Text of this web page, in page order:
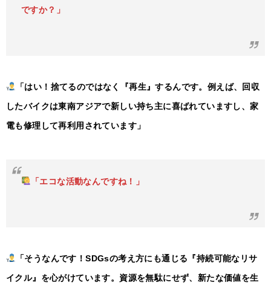
ですか？」
「はい！捨てるのではなく『再生』するんです。例えば、回収
したバイクは東南アジアで新しい持ち主に喜ばれていますし、家
電も修理して再利用されています」
「エコな活動なんですね！」
「そうなんです！SDGsの考え方にも通じる『持続可能なリサ
イクル』を心がけています。資源を無駄にせず、新たな価値を生